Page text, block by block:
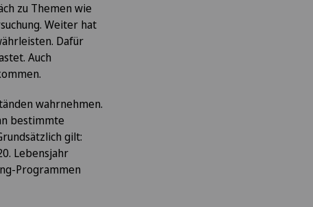
zu Themen wie
Weiter hat
Dafür
Auch
wahrnehmen.
bestimmte
gilt:
Lebensjahr
Programmen